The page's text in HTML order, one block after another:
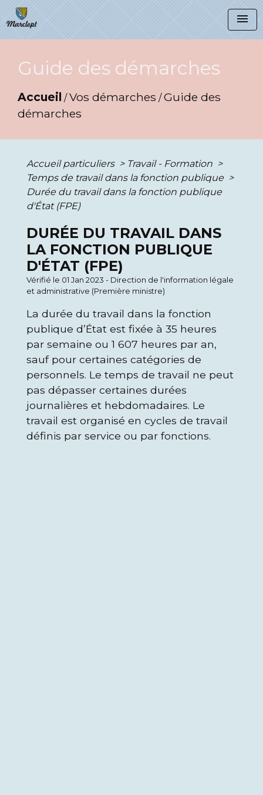
menu
Guide des démarches
Accueil /Vos démarches /Guide des
démarches
Accueil particuliers > Travail - Formation >
Temps de travail dans la fonction publique >
Durée du travail dans la fonction publique
d'État (FPE)
DURÉE DU TRAVAIL DANS
LA FONCTION PUBLIQUE
D'ÉTAT (FPE)
Vérifié le 01 Jan 2023 - Direction de l'information légale
et administrative (Première ministre)
La durée du travail dans la fonction
publique d’État est fixée à 35 heures
par semaine ou 1 607 heures par an,
sauf pour certaines catégories de
personnels. Le temps de travail ne peut
pas dépasser certaines durées
journalières et hebdomadaires. Le
travail est organisé en cycles de travail
définis par service ou par fonctions.